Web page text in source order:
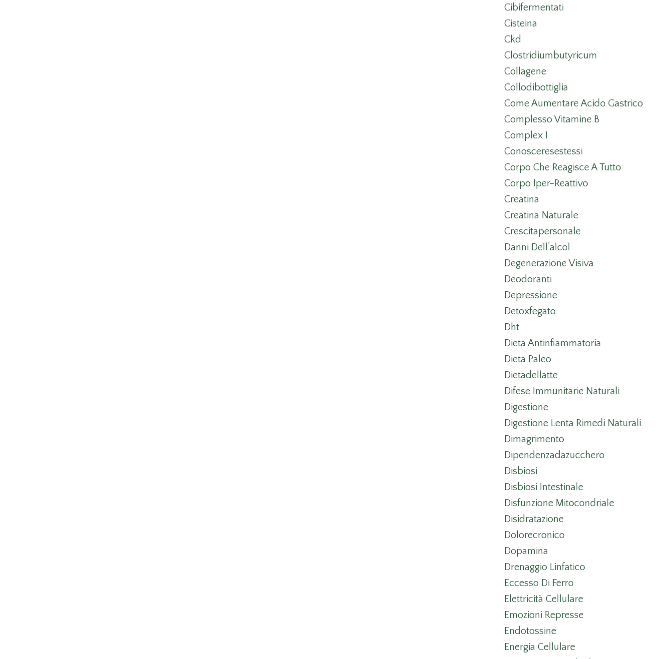
Cibifermentati
Cisteina
Ckd
Clostridiumbutyricum
Collagene
Collodibottiglia
Come Aumentare Acido Gastrico
Complesso Vitamine B
Complex I
Conosceresestessi
Corpo Che Reagisce A Tutto
Corpo Iper-Reattivo
Creatina
Creatina Naturale
Crescitapersonale
Danni Dell’alcol
Degenerazione Visiva
Deodoranti
Depressione
Detoxfegato
Dht
Dieta Antinfiammatoria
Dieta Paleo
Dietadellatte
Difese Immunitarie Naturali
Digestione
Digestione Lenta Rimedi Naturali
Dimagrimento
Dipendenzadazucchero
Disbiosi
Disbiosi Intestinale
Disfunzione Mitocondriale
Disidratazione
Dolorecronico
Dopamina
Drenaggio Linfatico
Eccesso Di Ferro
Elettricità Cellulare
Emozioni Represse
Endotossine
Energia Cellulare